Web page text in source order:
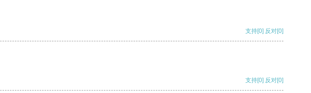
支持[0] 反对[0]
支持[0] 反对[0]